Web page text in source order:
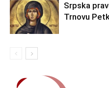
Srpska
Trnovu